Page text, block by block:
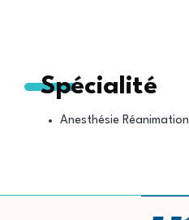
Spécialité
Anesthésie Réanimation